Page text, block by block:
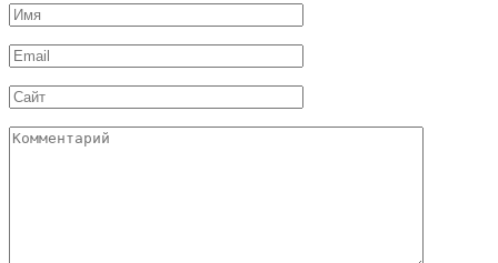
Имя
*
Email
*
Сайт
Комментарий